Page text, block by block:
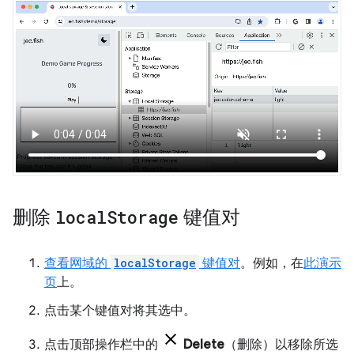
删除 localStorage 键值对
查看网域的 localStorage 键值对。例如，在此演示
页上。
点击某个键值对将其选中。
点击顶部操作栏中的 Delete （删除）以移除所选